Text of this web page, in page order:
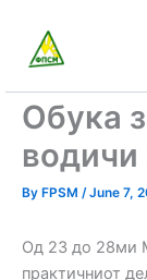
content
Обука
By FPSM /June 7,
Од 23 до 28ми
практичниот